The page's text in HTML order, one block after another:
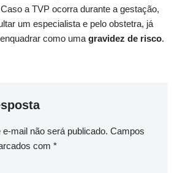
a TVP ocorra durante a gestação,
um especialista e pelo obstetra, já
como uma gravidez de risco.
mail não será publicado. Campos
com *